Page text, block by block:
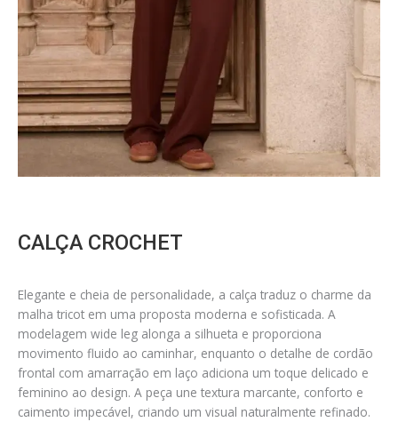
CALÇA CROCHET
Elegante e cheia de personalidade, a calça traduz o charme da
malha tricot em uma proposta moderna e sofisticada. A
modelagem wide leg alonga a silhueta e proporciona
movimento fluido ao caminhar, enquanto o detalhe de cordão
frontal com amarração em laço adiciona um toque delicado e
feminino ao design. A peça une textura marcante, conforto e
caimento impecável, criando um visual naturalmente refinado.